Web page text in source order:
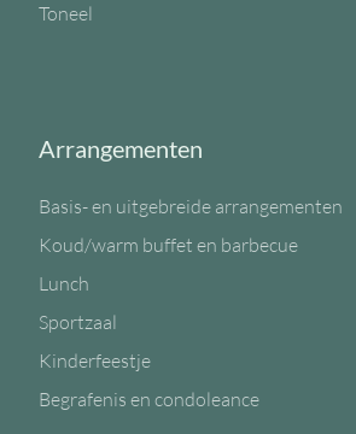
Toneel
Arrangementen
Basis- en uitgebreide arrangementen
Koud/warm buffet en barbecue
Lunch
Sportzaal
Kinderfeestje
Begrafenis en condoleance